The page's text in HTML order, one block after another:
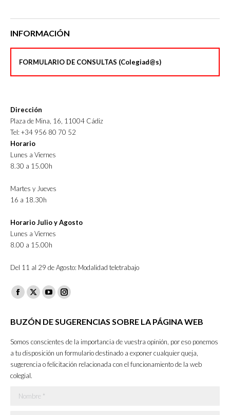
INFORMACIÓN
FORMULARIO DE CONSULTAS (Colegiad@s)
Dirección
Plaza de Mina, 16, 11004 Cádiz
Tel: +34 956 80 70 52
Horario
Lunes a Viernes
8.30 a 15.00h
Martes y Jueves
16 a 18.30h
Horario Julio y Agosto
Lunes a Viernes
8.00 a 15.00h
Del 11 al 29 de Agosto: Modalidad teletrabajo
Facebook
opens
new
window
X
opens
new
window
YouTube
opens
new
window
Instagram
opens
in
new
window
BUZÓN DE SUGERENCIAS SOBRE LA PÁGINA WEB
Somos conscientes de la importancia de vuestra opinión, por eso ponemos
a tu disposición un formulario destinado a exponer cualquier queja,
sugerencia o felicitación relacionada con el funcionamiento de la web
colegial.
Nombre *